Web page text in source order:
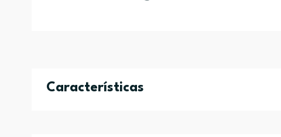
Características